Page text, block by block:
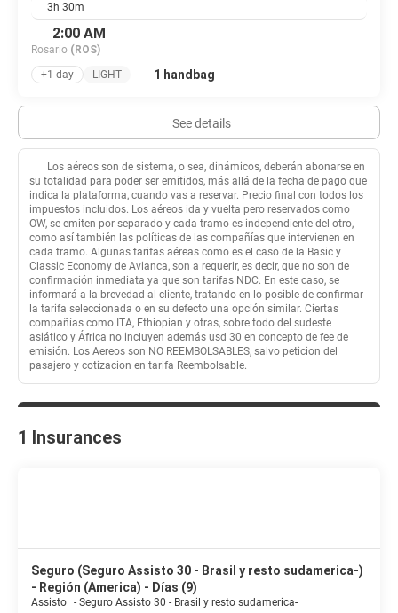
3h 30m
2:00 AM
Rosario (ROS)
+1 day
LIGHT 1 handbag
See details
Los aéreos son de sistema, o sea, dinámicos, deberán abonarse en
su totalidad para poder ser emitidos, más allá de la fecha de pago que
indica la plataforma, cuando vas a reservar.​ Precio final con todos los
impuestos incluidos. Los aéreos ida y vuelta pero reservados como
OW, se emiten por separado y cada tramo es independiente del otro,
como así también las políticas de las compañías que intervienen en
cada tramo. Algunas tarifas aéreas como es el caso de la Basic y
Classic Economy de Avianca, son a requerir, es decir, que no son de
confirmación inmediata ya que son tarifas NDC. En este caso, se
informará a la brevedad al cliente, tratando en lo posible de confirmar
la tarifa seleccionada o en su defecto una opción similar. Ciertas
compañías como ITA, Ethiopian y otras, sobre todo del sudeste
asiático y África no incluyen además usd 30 en concepto de fee de
emisión. Los Aereos son NO REEMBOLSABLES, salvo peticion del
pasajero y cotizacion en tarifa Reembolsable.
1 Insurances
Seguro (Seguro Assisto 30 - Brasil y resto sudamerica-)
- Región (America) - Días (9)
Assisto - Seguro Assisto 30 - Brasil y resto sudamerica-